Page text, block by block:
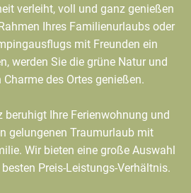
verleiht, voll und ganz genießen
Ihres Familienurlaubs oder
mit Freunden ein
werden Sie die grüne Natur und
des Ortes genießen.
beruhigt Ihre Ferienwohnung und
gelungenen Traumurlaub mit
Wir bieten eine große Auswahl
Preis-Leistungs-Verhältnis.